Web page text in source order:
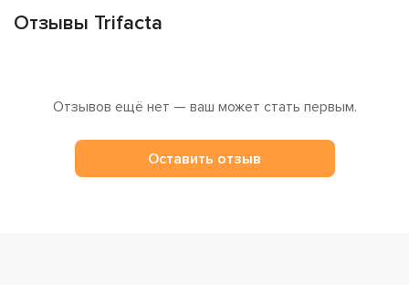
Отзывы Trifacta
Отзывов ещё нет — ваш может стать первым.
Оставить отзыв